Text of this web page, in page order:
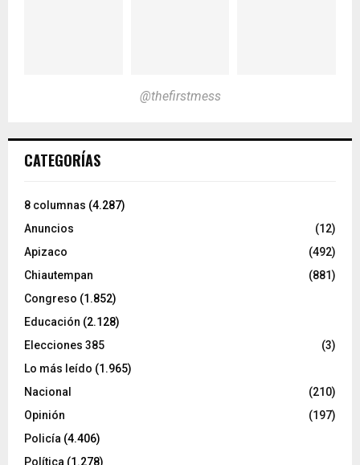
@thefirstmess
CATEGORÍAS
8 columnas (4.287)
Anuncios
(12)
Apizaco
(492)
Chiautempan
(881)
Congreso (1.852)
Educación (2.128)
Elecciones 385
(3)
Lo más leído (1.965)
Nacional
(210)
Opinión
(197)
Policía (4.406)
Política (1.278)